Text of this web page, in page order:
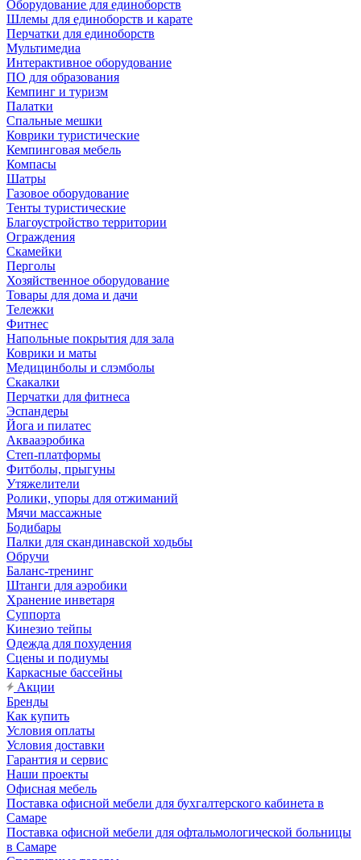
Оборудование для единоборств
Шлемы для единоборств и карате
Перчатки для единоборств
Мультимедиа
Интерактивное оборудование
ПО для образования
Кемпинг и туризм
Палатки
Спальные мешки
Коврики туристические
Кемпинговая мебель
Компасы
Шатры
Газовое оборудование
Тенты туристические
Благоустройство территории
Ограждения
Скамейки
Перголы
Хозяйственное оборудование
Товары для дома и дачи
Тележки
Фитнес
Напольные покрытия для зала
Коврики и маты
Медицинболы и слэмболы
Скакалки
Перчатки для фитнеса
Эспандеры
Йога и пилатес
Аквааэробика
Степ-платформы
Фитболы, прыгуны
Утяжелители
Ролики, упоры для отжиманий
Мячи массажные
Бодибары
Палки для скандинавской ходьбы
Обручи
Баланс-тренинг
Штанги для аэробики
Хранение инветаря
Суппорта
Кинезио тейпы
Одежда для похудения
Сцены и подиумы
Каркасные бассейны
Акции
Бренды
Как купить
Условия оплаты
Условия доставки
Гарантия и сервис
Наши проекты
Офисная мебель
Поставка офисной мебели для бухгалтерского кабинета в
Самаре
Поставка офисной мебели для офтальмологической больницы
в Самаре